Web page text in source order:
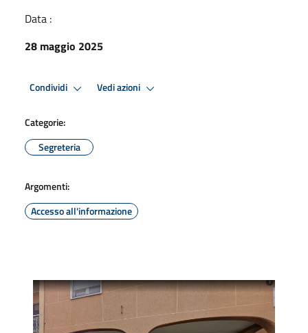
Data :
28 maggio 2025
Condividi Vedi azioni
Categorie:
Segreteria
Argomenti:
Accesso all'informazione